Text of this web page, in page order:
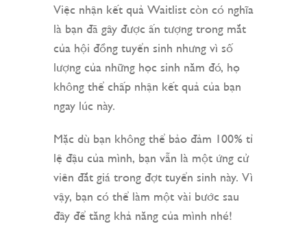
Việc nhận kết quả Waitlist còn có nghĩa
là bạn đã gây được ấn tượng trong mắt
của hội đồng tuyển sinh nhưng vì số
lượng của những học sinh năm đó, họ
không thể chấp nhận kết quả của bạn
ngay lúc này.
Mặc dù bạn không thể bảo đảm 100% tỉ
lệ đậu của mình, bạn vẫn là một ứng cử
viên đắt giá trong đợt tuyển sinh này. Vì
vậy, bạn có thể làm một vài bước sau
đây để tăng khả năng của mình nhé!